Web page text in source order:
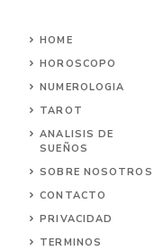
HOME
HOROSCOPO
NUMEROLOGIA
TAROT
ANALISIS DE
SUEÑOS
SOBRE NOSOTROS
CONTACTO
PRIVACIDAD
TERMINOS